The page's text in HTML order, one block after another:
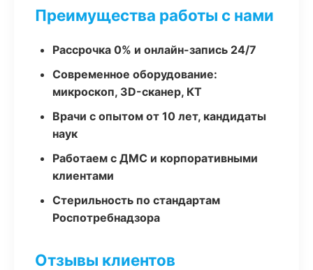
Преимущества работы с нами
Рассрочка 0% и онлайн-запись 24/7
Современное оборудование:
микроскоп, 3D-сканер, КТ
Врачи с опытом от 10 лет, кандидаты
наук
Работаем с ДМС и корпоративными
клиентами
Стерильность по стандартам
Роспотребнадзора
Отзывы клиентов